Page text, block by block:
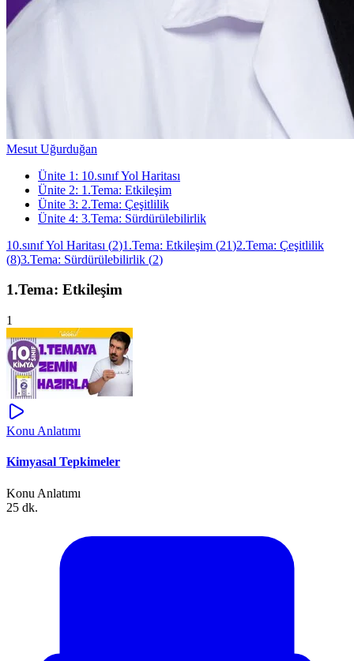
Mesut Uğurduğan
Ünite 1 : 10.sınıf Yol Haritası
Ünite 2: 1.Tema: Etkileşim
Ünite 3: 2.Tema: Çeşitlilik
Ünite 4: 3.Tema: Sürdürülebilirlik
10.sınıf Yol Haritası (2)1.Tema: Etkileşim (21)2.Tema: Çeşitlilik
(8)3.Tema: Sürdürülebilirlik (2)
1.Tema: Etkileşim
1
Konu Anlatımı
Kimyasal Tepkimeler
Konu Anlatımı
25 dk.